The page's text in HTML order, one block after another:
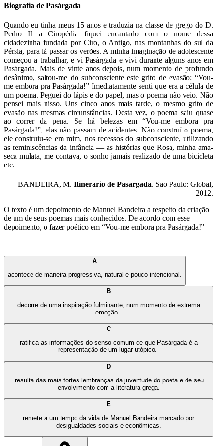
Biografia de Pasárgada
Quando eu tinha meus 15 anos e traduzia na classe de grego do D.
Pedro II a Ciropédia fiquei encantado com o nome dessa
cidadezinha fundada por Ciro, o Antigo, nas montanhas do sul da
Pérsia, para lá passar os verões. A minha imaginação de adolescente
começou a trabalhar, e vi Pasárgada e vivi durante alguns anos em
Pasárgada. Mais de vinte anos depois, num momento de profundo
desânimo, saltou-me do subconsciente este grito de evasão: “Vou-
me embora pra Pasárgada!” Imediatamente senti que era a célula de
um poema. Peguei do lápis e do papel, mas o poema não veio. Não
pensei mais nisso. Uns cinco anos mais tarde, o mesmo grito de
evasão nas mesmas circunstâncias. Desta vez, o poema saiu quase
ao correr da pena. Se há belezas em “Vou-me embora pra
Pasárgada!”, elas não passam de acidentes. Não construí o poema,
ele construiu-se em mim, nos recessos do subconsciente, utilizando
as reminiscências da infância — as histórias que Rosa, minha ama-
seca mulata, me contava, o sonho jamais realizado de uma bicicleta
etc.
BANDEIRA, M. Itinerário de Pasárgada. São Paulo: Global,
2012.
O texto é um depoimento de Manuel Bandeira a respeito da criação
de um de seus poemas mais conhecidos. De acordo com esse
depoimento, o fazer poético em “Vou-me embora pra Pasárgada!”
A
acontece de maneira progressiva, natural e pouco intencional.
B
decorre de uma inspiração fulminante, num momento de extrema
emoção.
C
ratifica as informações do senso comum de que Pasárgada é a
representação de um lugar utópico.
D
resulta das mais fortes lembranças da juventude do poeta e de seu
envolvimento com a literatura grega.
E
remete a um tempo da vida de Manuel Bandeira marcado por
desigualdades sociais e econômicas.